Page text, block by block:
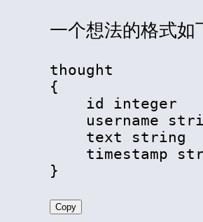
一个想法的格式如
thought
{
    id integer
username
    text string
timestamp
}
Copy